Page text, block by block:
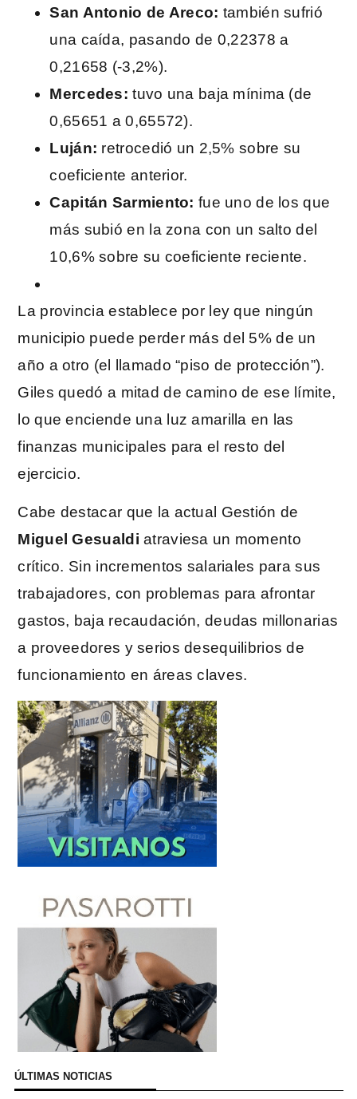
San Antonio de Areco: también sufrió
una caída, pasando de 0,22378 a
0,21658 (-3,2%).
Mercedes: tuvo una baja mínima (de
0,65651 a 0,65572).
Luján: retrocedió un 2,5% sobre su
coeficiente anterior.
Capitán Sarmiento: fue uno de los que
más subió en la zona con un salto del
10,6% sobre su coeficiente reciente.
La provincia establece por ley que ningún
municipio puede perder más del 5% de un
año a otro (el llamado “piso de protección”).
Giles quedó a mitad de camino de ese límite,
lo que enciende una luz amarilla en las
finanzas municipales para el resto del
ejercicio.
Cabe destacar que la actual Gestión de
Miguel Gesualdi atraviesa un momento
crítico. Sin incrementos salariales para sus
trabajadores, con problemas para afrontar
gastos, baja recaudación, deudas millonarias
a proveedores y serios desequilibrios de
funcionamiento en áreas claves.
ÚLTIMAS NOTICIAS